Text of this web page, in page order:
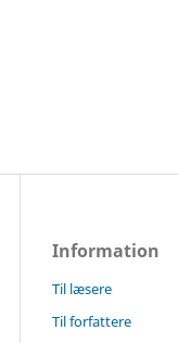
Information
Til læsere
Til forfattere